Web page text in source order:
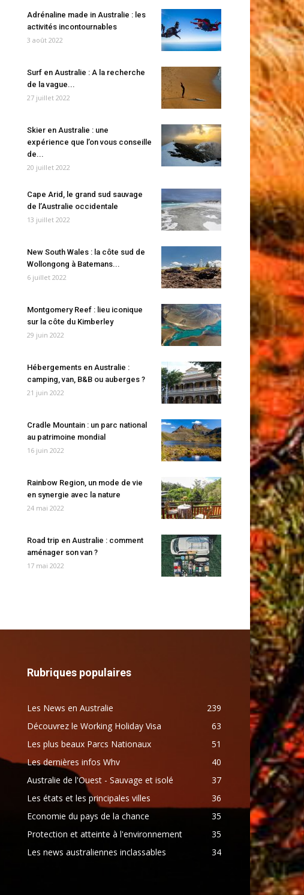
Adrénaline made in Australie : les
activités incontournables
3 août 2022
Surf en Australie : A la recherche
de la vague...
27 juillet 2022
Skier en Australie : une
expérience que l’on vous conseille
de...
20 juillet 2022
Cape Arid, le grand sud sauvage
de l’Australie occidentale
13 juillet 2022
New South Wales : la côte sud de
Wollongong à Batemans...
6 juillet 2022
Montgomery Reef : lieu iconique
sur la côte du Kimberley
29 juin 2022
Hébergements en Australie :
camping, van, B&B ou auberges ?
21 juin 2022
Cradle Mountain : un parc national
au patrimoine mondial
16 juin 2022
Rainbow Region, un mode de vie
en synergie avec la nature
24 mai 2022
Road trip en Australie : comment
aménager son van ?
17 mai 2022
Rubriques populaires
Les News en Australie
239
Découvrez le Working Holiday Visa
63
Les plus beaux Parcs Nationaux
51
Les dernières infos Whv
40
Australie de l'Ouest - Sauvage et isolé
37
Les états et les principales villes
36
Economie du pays de la chance
35
Protection et atteinte à l'environnement
35
Les news australiennes inclassables
34